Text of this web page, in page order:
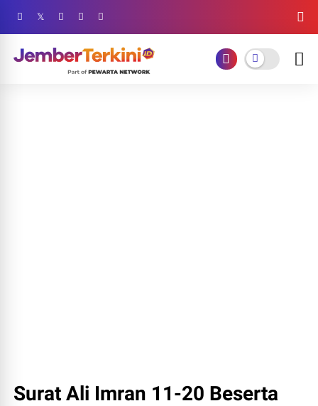
Surat Ali Imran 11-20 Beserta